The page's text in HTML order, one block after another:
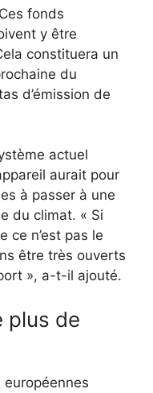
fonds
y être
constituera un
du
d’émission de
actuel
aurait pour
à passer à une
du climat. « Si
ce n’est pas le
être très ouverts
», a-t-il ajouté.
plus de